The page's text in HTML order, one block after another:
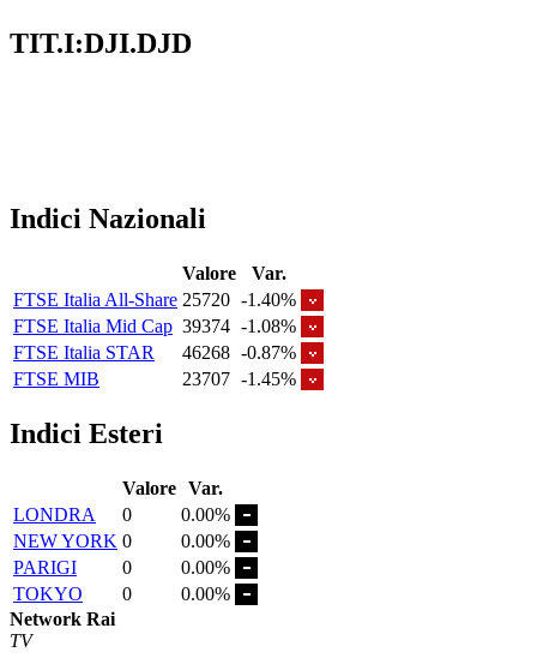
TIT.I:DJI.DJD
Indici Nazionali
Valore
Var.
FTSE Italia All-Share 25720 -1.40%
FTSE Italia Mid Cap 39374 -1.08%
FTSE Italia STAR
46268 -0.87%
FTSE MIB
23707 -1.45%
Indici Esteri
Valore Var.
LONDRA
0
0.00%
NEW YORK 0
0.00%
PARIGI
0
0.00%
TOKYO
0
0.00%
Network Rai
TV